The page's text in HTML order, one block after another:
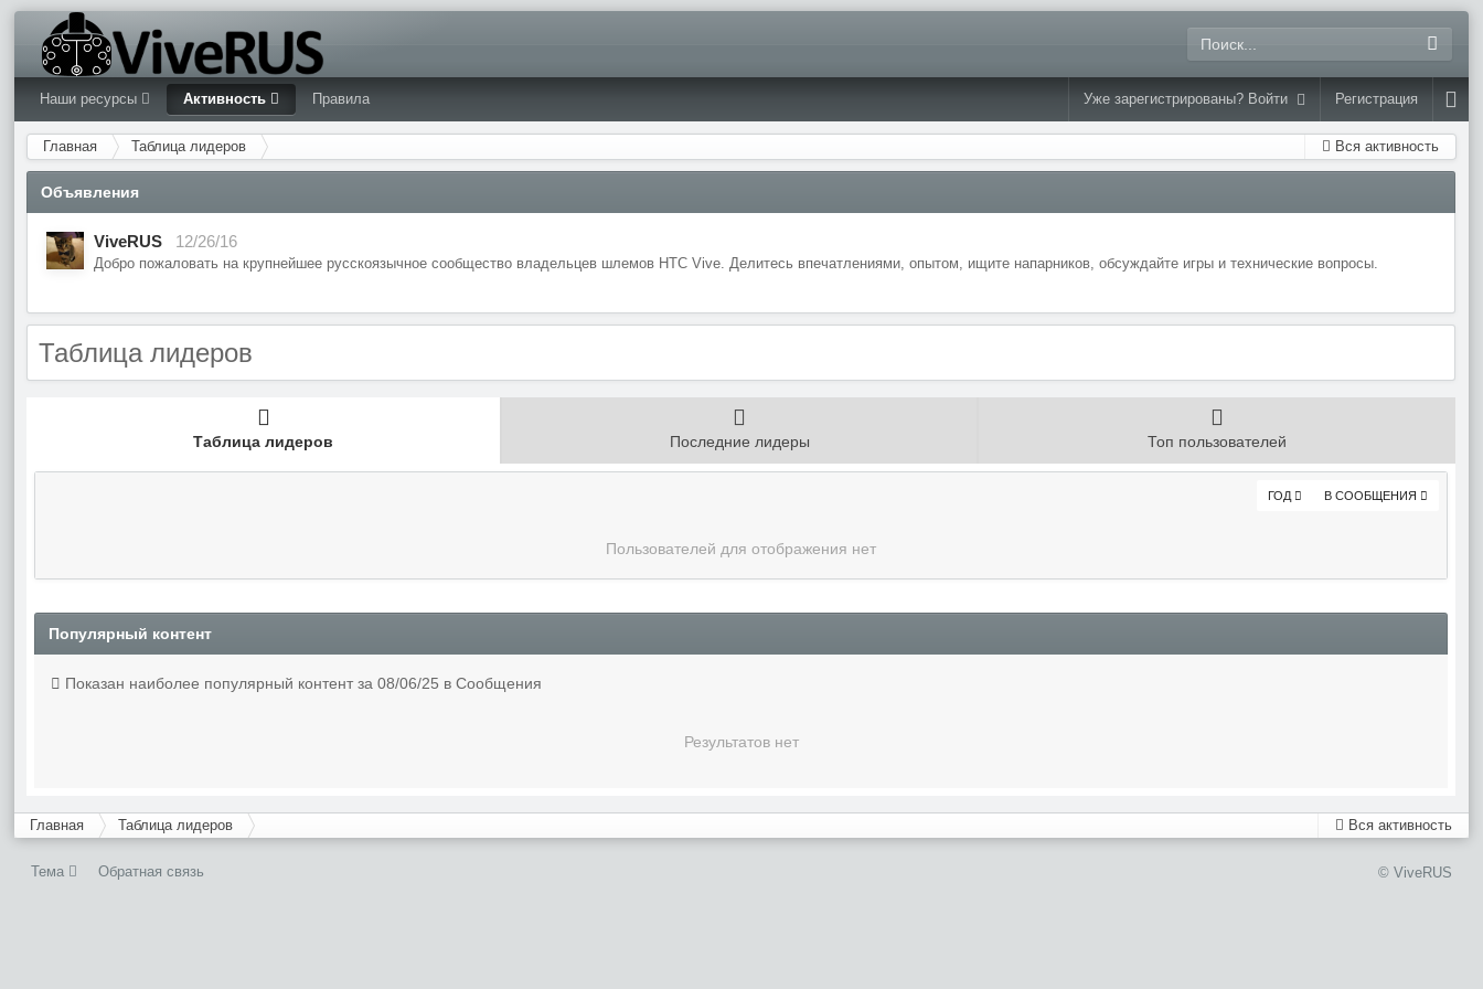
Наши ресурсы Активность Правила Уже зарегистрированы? Войти Регистрация
Вся активность
Главная Таблица лидеров
Объявления
ViveRUS 12/26/16
Добро пожаловать на крупнейшее русскоязычное сообщество владельцев шлемов HTC Vive. Делитесь впечатлениями, опытом, ищите напарников, обсуждайте игры и технические вопросы.
Таблица лидеров
Таблица лидеров Последние лидеры Топ пользователей
В СООБЩЕНИЯ
ГОД
Пользователей для отображения нет
Популярный контент
Показан наиболее популярный контент за 08/06/25 в Сообщения
Результатов нет
Вся активность
Главная Таблица лидеров
Тема Обратная связь © ViveRUS